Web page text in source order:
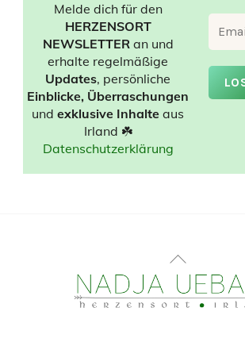
Melde dich für den
HERZENSORT
NEWSLETTERan und
erhalte regelmäßige
Updates, persönliche
Einblicke, Überraschungen
undexklusive Inhalte aus
Irland ☘️
Datenschutzerklärung
Back
Top